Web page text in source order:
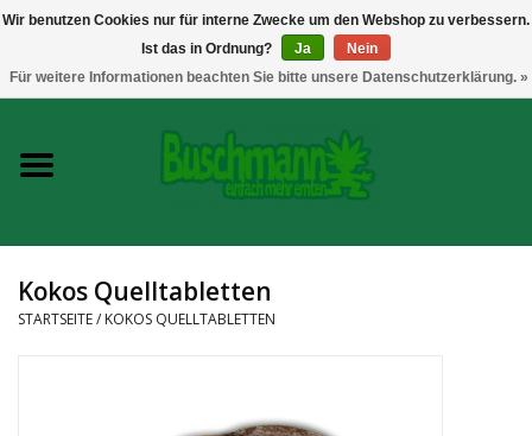
Growshop
Messtechnik
Headshop
Kokos Quelltabletten
STARTSEITE/ KOKOS QUELLTABLETTEN
Wir benutzen Cookies nur für interne Zwecke um den Webshop zu verbessern.
Ist das in Ordnung?
Ja
Nein
Für weitere Informationen beachten Sie bitte unsere Datenschutzerklärung. »